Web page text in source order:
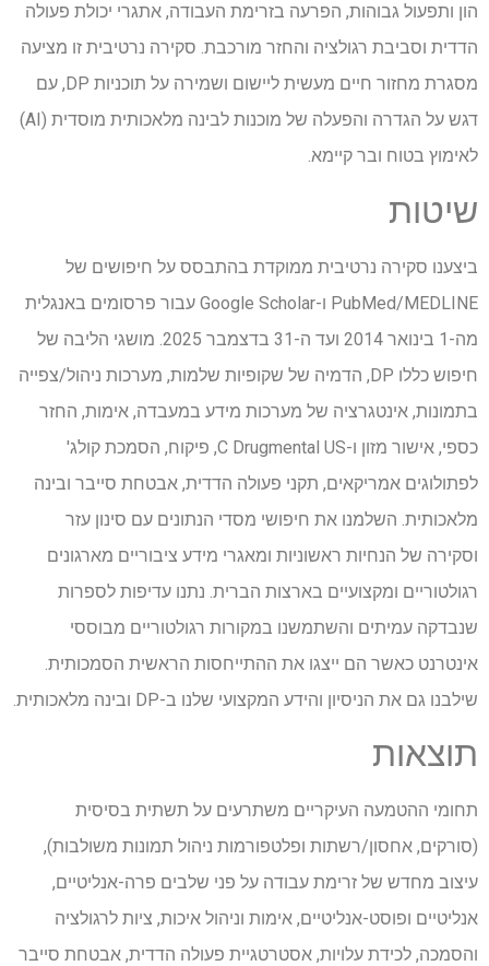
הון ותפעול גבוהות, הפרעה בזרימת העבודה, אתגרי יכולת פעולה
הדדית וסביבת רגולציה והחזר מורכבת. סקירה נרטיבית זו מציעה
מסגרת מחזור חיים מעשית ליישום ושמירה על תוכניות DP, עם
דגש על הגדרה והפעלה של מוכנות לבינה מלאכותית מוסדית (AI)
לאימוץ בטוח ובר קיימא.
שיטות
ביצענו סקירה נרטיבית ממוקדת בהתבסס על חיפושים של
PubMed/MEDLINE ו-Google Scholar עבור פרסומים באנגלית
מה-1 בינואר 2014 ועד ה-31 בדצמבר 2025. מושגי הליבה של
חיפוש כללו DP, הדמיה של שקופיות שלמות, מערכות ניהול/צפייה
בתמונות, אינטגרציה של מערכות מידע במעבדה, אימות, החזר
כספי, אישור מזון ו-C Drugmental US, פיקוח, הסמכת קולג'
לפתולוגים אמריקאים, תקני פעולה הדדית, אבטחת סייבר ובינה
מלאכותית. השלמנו את חיפושי מסדי הנתונים עם סינון עזר
וסקירה של הנחיות ראשוניות ומאגרי מידע ציבוריים מארגונים
רגולטוריים ומקצועיים בארצות הברית. נתנו עדיפות לספרות
שנבדקה עמיתים והשתמשנו במקורות רגולטוריים מבוססי
אינטרנט כאשר הם ייצגו את ההתייחסות הראשית הסמכותית.
שילבנו גם את הניסיון והידע המקצועי שלנו ב-DP ובינה מלאכותית.
תוצאות
תחומי ההטמעה העיקריים משתרעים על תשתית בסיסית
(סורקים, אחסון/רשתות ופלטפורמות ניהול תמונות משולבות),
עיצוב מחדש של זרימת עבודה על פני שלבים פרה-אנליטיים,
אנליטיים ופוסט-אנליטיים, אימות וניהול איכות, ציות לרגולציה
והסמכה, לכידת עלויות, אסטרטגיית פעולה הדדית, אבטחת סייבר